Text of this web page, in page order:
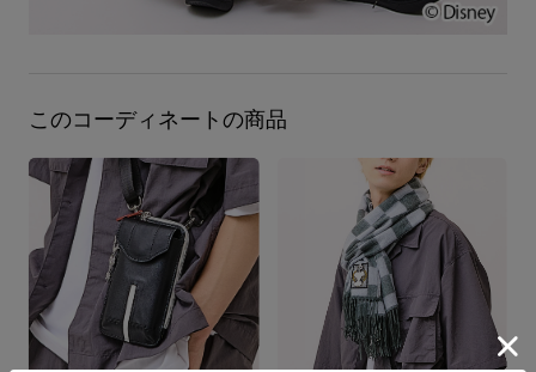
このコーディネートの商品